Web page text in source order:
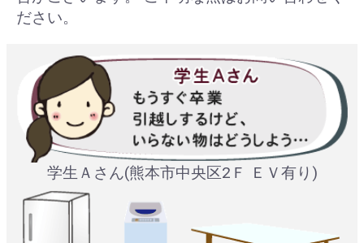
ださい。
学生Ａさん(熊本市中央区2Ｆ ＥＶ有り)